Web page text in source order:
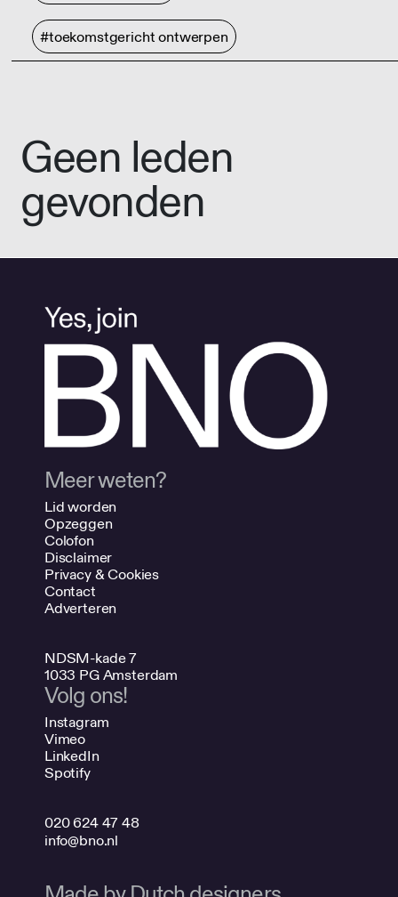
#toekomstgericht ontwerpen
Geen leden
gevonden
Meer weten?
Lid worden
Opzeggen
Colofon
Disclaimer
Privacy & Cookies
Contact
Adverteren
NDSM-kade 7
1033 PG Amsterdam
Volg ons!
Instagram
Vimeo
LinkedIn
Spotify
020 624 47 48
info@bno.nl